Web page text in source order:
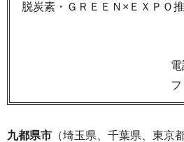
脱炭素・ＧＲＥＥＮ×ＥＸＰＯ
九都県市 （埼玉県、千葉県、東京